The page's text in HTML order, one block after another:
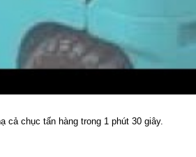
cả chục tấn hàng trong 1 phút 30 giây.